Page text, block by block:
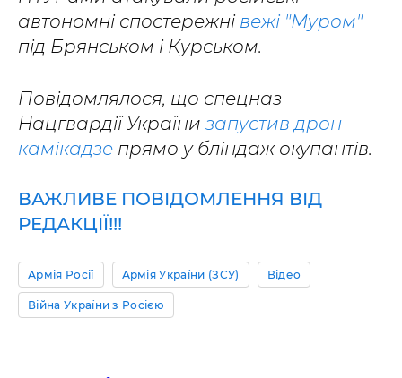
автономні спостережні вежі "Муром"
під Брянськом і Курськом.
Повідомлялося, що спецназ
Нацгвардії України запустив дрон-
камікадзе прямо у бліндаж окупантів.
ВАЖЛИВЕ ПОВІДОМЛЕННЯ ВІД
РЕДАКЦІЇ!!!
Армія Росії Армія України (ЗСУ) Відео
Війна України з Росією